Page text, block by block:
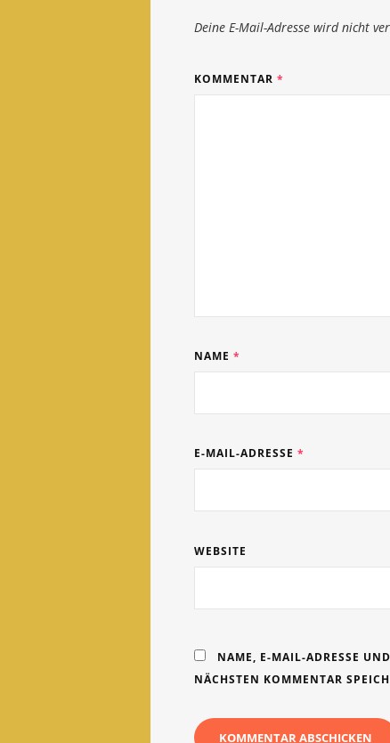
Deine E-Mail-Adresse wird nicht
KOMMENTAR *
NAME *
E-MAIL-ADRESSE *
WEBSITE
NAME, E-MAIL-ADRESSE
NÄCHSTEN KOMMENTAR